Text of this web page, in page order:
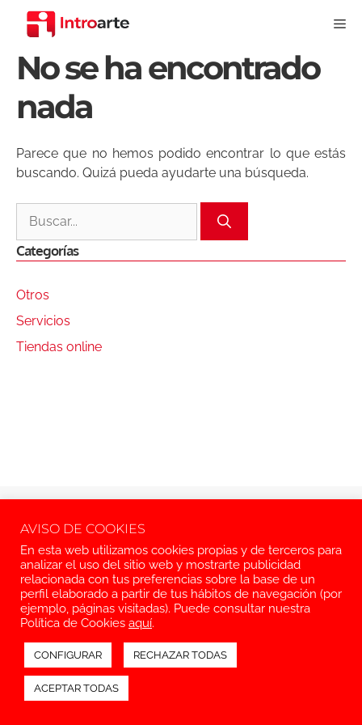
Saltar
No se ha encontrado
nada
Parece que no hemos podido encontrar lo que estás
buscando. Quizá pueda ayudarte una búsqueda.
Categorías
Otros
Servicios
Tiendas online
© 2026 Introarte S.L.
AVISO DE COOKIES
En esta web utilizamos cookies propias y de terceros para
analizar el uso del sitio web y mostrarte publicidad
relacionada con tus preferencias sobre la base de un
perfil elaborado a partir de tus hábitos de navegación (por
ejemplo, páginas visitadas). Puede consultar nuestra
Política de Cookies aquí.
CONFIGURAR RECHAZAR TODAS
ACEPTAR TODAS